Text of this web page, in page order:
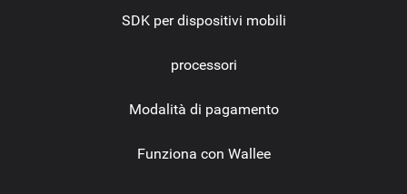
SDK per dispositivi mobili
processori
Modalità di pagamento
Funziona con Wallee